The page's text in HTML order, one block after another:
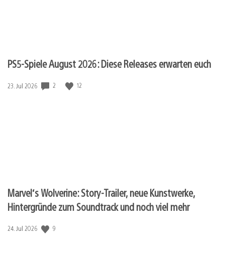
PS5-Spiele August 2026: Diese Releases erwarten euch
Veröffentlichungsdatum:
23. Jul 2026 2 12
Marvel‘s Wolverine: Story-Trailer, neue Kunstwerke,
Hintergründe zum Soundtrack und noch viel mehr
Veröffentlichungsdatum:
24. Jul 2026 9